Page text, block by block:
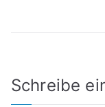
Schreibe